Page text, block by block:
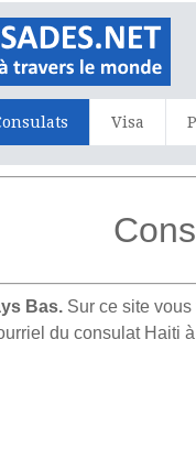
Visa
Bas. Sur ce site
du consulat Haiti